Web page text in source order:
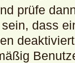
prüfe
dass